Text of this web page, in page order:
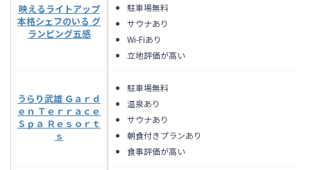
映えるライトアップ
本格シェフのいる グ
ランピング五感
駐車場無料
サウナあり
Wi-Fiあり
立地評価が高い
うらり武雄 Ｇａｒｄ
ｅｎ Ｔｅｒｒａｃｅ
Ｓｐａ Ｒｅｓｏｒｔ
ｓ
駐車場無料
温泉あり
サウナあり
朝食付きプランあり
食事評価が高い